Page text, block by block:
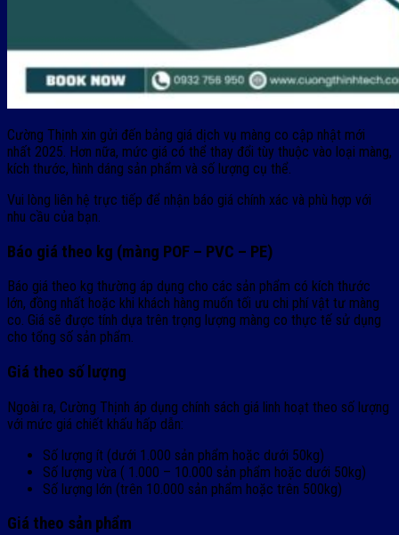
Cường Thịnh xin gửi đến bảng giá dịch vụ màng co cập nhật mới
nhất 2025. Hơn nữa, mức giá có thể thay đổi tùy thuộc vào loại màng,
kích thước, hình dáng sản phẩm và số lượng cụ thể.
Vui lòng liên hệ trực tiếp để nhận báo giá chính xác và phù hợp với
nhu cầu của bạn.
Báo giá theo kg (màng POF – PVC – PE)
Báo giá theo kg thường áp dụng cho các sản phẩm có kích thước
lớn, đồng nhất hoặc khi khách hàng muốn tối ưu chi phí vật tư màng
co. Giá sẽ được tính dựa trên trọng lượng màng co thực tế sử dụng
cho tổng số sản phẩm.
Giá theo số lượng
Ngoài ra, Cường Thịnh áp dụng chính sách giá linh hoạt theo số lượng
với mức giá chiết khấu hấp dẫn:
Số lượng ít (dưới 1.000 sản phẩm hoặc dưới 50kg)
Số lượng vừa ( 1.000 – 10.000 sản phẩm hoặc dưới 50kg)
Số lượng lớn (trên 10.000 sản phẩm hoặc trên 500kg)
Giá theo sản phẩm